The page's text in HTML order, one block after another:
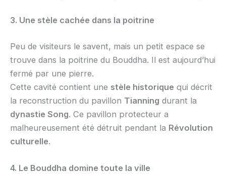
3. Une stèle cachée dans la poitrine
Peu de visiteurs le savent, mais un petit espace se
trouve dans la poitrine du Bouddha. Il est aujourd’hui
fermé par une pierre.
Cette cavité contient une stèle historique qui décrit
la reconstruction du pavillon Tianning durant la
dynastie Song. Ce pavillon protecteur a
malheureusement été détruit pendant la Révolution
culturelle.
4. Le Bouddha domine toute la ville